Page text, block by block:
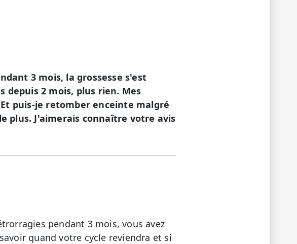
3 mois, la grossesse s'est
depuis 2 mois, plus rien. Mes
puis-je retomber enceinte malgré
plus. J'aimerais connaître votre avis
pendant 3 mois, vous avez
quand votre cycle reviendra et si